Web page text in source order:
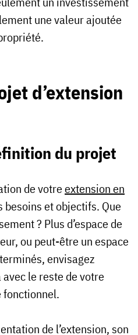
une valeur ajoutée
d’extension
du projet
de votreextension en
et objectifs. Que
? Plus d’espace de
ou peut-être un espace
envisagez
le reste de votre
fonctionnel.
de l’extension, son